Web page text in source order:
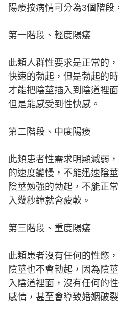
陽痿按病情可分為3個階段
第一階段、輕度陽痿
此類人群性要求是正常的
快速的勃起，但是勃起的
才能把陰莖插入到陰道裡
但是能感受到性快感。
第二階段、中度陽痿
此類患者性需求明顯減弱
的速度變慢，不能迅速陰
陰莖勉強的勃起，不能正
入幾秒鐘就會疲軟。
第三階段、重度陽痿
此類患者沒有任何的性慾
陰莖也不會勃起，因為陰
入陰道裡面，沒有任何的
感情，甚至會導致婚姻破裂